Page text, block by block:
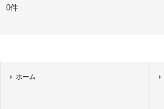
0件
ホーム